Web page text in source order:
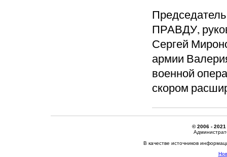
ПРАВДУ,
Сергей
армии
военной
скором
© 2006 - 2021
В качестве источников